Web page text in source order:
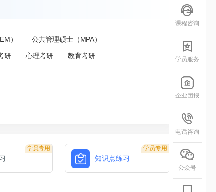
） 公共管理硕士（MPA）
研 心理考研 教育考研
学员专用 学员专用
知识点练习
课程咨询
学员服务
企业团报
电话咨询
公众号